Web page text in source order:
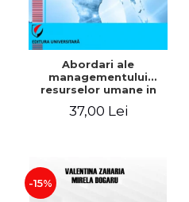
Abordari ale
managementului
resurselor umane in
37,00 Lei
-15%